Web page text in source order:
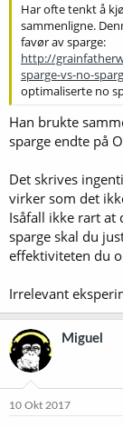
Har ofte tenkt å
sammenligne.
favør av sparge:
http://
sparge-vs-no-
optimaliserte no
Han brukte
sparge endte på
Det skrives
virker som det
Isåfall ikke rart at
sparge skal du
effektiviteten du
Irrelevant
Miguel
10 Okt 2017